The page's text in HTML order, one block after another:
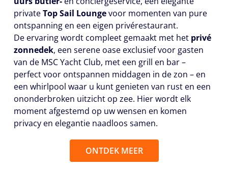
privateTop Sail Loungevoor momenten van pure
ontspanning en een eigen privérestaurant.
De ervaring wordt compleet gemaakt met het privé
zonnedek, een serene oase exclusief voor gasten
van de MSC Yacht Club, met een grill en bar –
perfect voor ontspannen middagen in de zon – en
een whirlpool waar u kunt genieten van rust en een
ononderbroken uitzicht op zee. Hier wordt elk
moment afgestemd op uw wensen en komen
privacy en elegantie naadloos samen.
ONTDEK MEER